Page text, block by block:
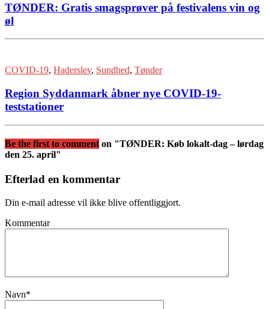
TØNDER: Gratis smagsprøver på festivalens vin og
øl
COVID-19, Haderslev, Sundhed, Tønder
Region Syddanmark åbner nye COVID-19-
teststationer
Be the first to comment on "TØNDER: Køb lokalt-dag – lørdag
den 25. april"
Efterlad en kommentar
Din e-mail adresse vil ikke blive offentliggjort.
Kommentar
Navn*